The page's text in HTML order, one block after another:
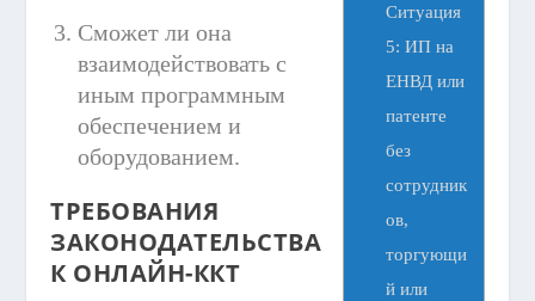
Ситуация
5: ИП на
ЕНВД или
патенте
без
сотрудник
ов,
торгующи
й или
Сможет ли она
взаимодействовать с
иным программным
обеспечением и
оборудованием.
ТРЕБОВАНИЯ
ЗАКОНОДАТЕЛЬСТВА
К ОНЛАЙН-ККТ